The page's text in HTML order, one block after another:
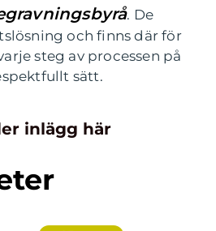
. De
och finns där för
steg av processen på
sätt.
inlägg här